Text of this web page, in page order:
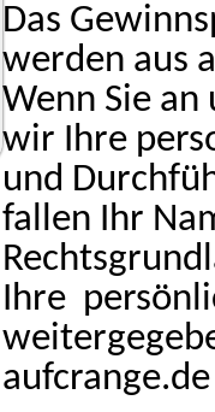
Das
werden aus
Wenn Sie
wir Ihre
und
fallen Ihr
Ihre